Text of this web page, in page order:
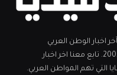
اخبار الوطن العربي
والشرق الأوسط والعالم، تأسست عام 2002. تابع معنا اخر اخبار
التي تهم المواطن العربي.